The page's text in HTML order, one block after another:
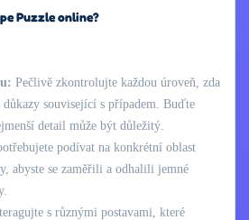
Puzzle online?
Pečlivě zkontrolujte každou úroveň, zda
důkazy související s případem. Buďte
detail může být důležitý.
podívat na konkrétní oblast
abyste se zaměřili a odhalili jemné
s různými postavami, které